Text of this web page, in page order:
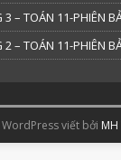
– TOÁN 11-PHIÊN
– TOÁN 11-PHIÊN
viết bởi